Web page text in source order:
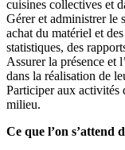
cuisines collectives et
Gérer et administrer le
achat du matériel et
statistiques, des
Assurer la présence et
dans la réalisation de
Participer aux activités
milieu.
Ce que l’on s’attend